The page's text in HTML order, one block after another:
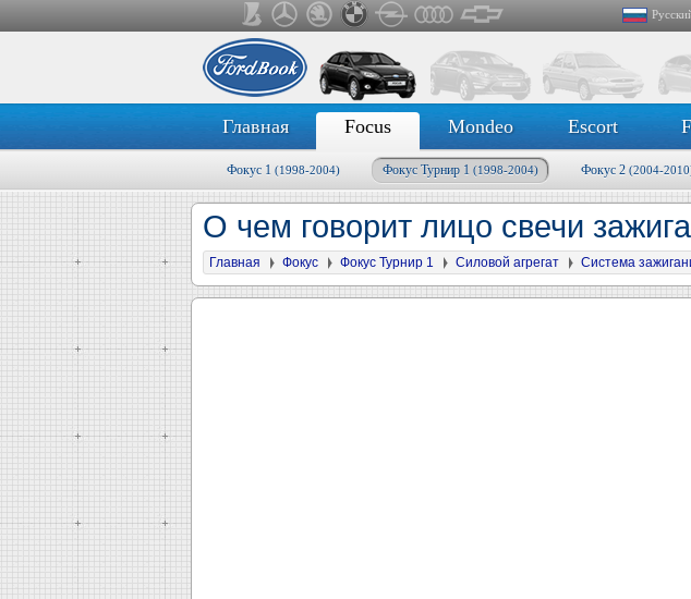
Главная Focus Mondeo Escort
Фокус 1 (1998-2004) Фокус Турнир 1 (1998-2004) Фокус 2 (2004-
О чем говорит лицо свечи
Главная Фокус Фокус Турнир 1 Силовой агрегат Система